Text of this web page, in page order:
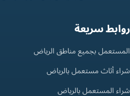
روابط سريعة
المستعمل بجميع مناطق الرياض
شراء أثاث مستعمل بالرياض
شراء المستعمل بالرياض